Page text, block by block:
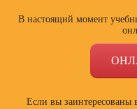
В настоящий момент
Если вы